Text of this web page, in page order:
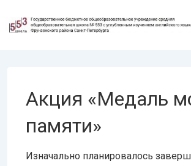
Перейти
Акция «Медаль
памяти»
Изначально планировалось